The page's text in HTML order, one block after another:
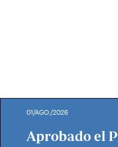
01/AGO./2026
Aprobado el